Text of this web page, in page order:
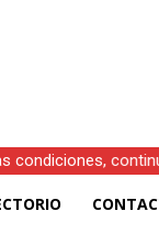
condiciones,